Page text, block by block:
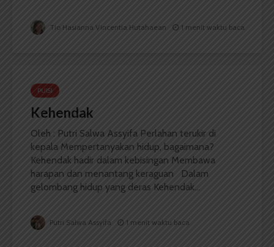
Tio Hasianna Vincentia Hutahaean 1 menit waktu baca
PUISI
Kehendak
Oleh : Putri Salwa Assyifa Perlahan terukir di
kepala Mempertanyakan hidup, bagaimana?
Kehendak hadir dalam kebisingan Membawa
harapan dan menantang keraguan Dalam
gelombang hidup yang deras Kehendak...
Putri Salwa Assyifa 1 menit waktu baca